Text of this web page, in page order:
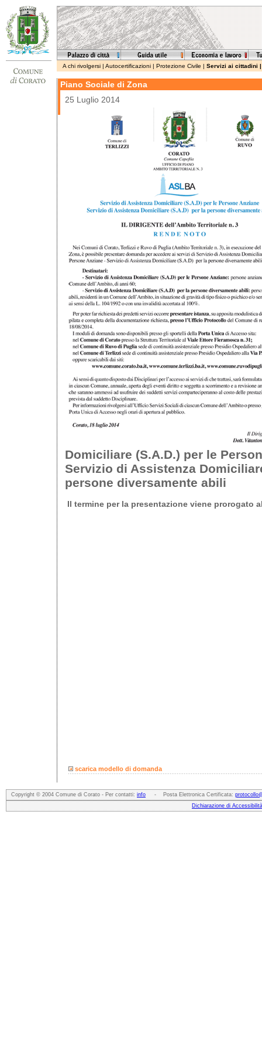
A chi rivolgersi | Autocertificazioni | Protezione Civile | Servizi ai cittadini
Piano Sociale di Zona
25 Luglio 2014
Domiciliare (S.A.D.) per le
Servizio di Assistenza
persone diversamente abili
Il termine per la presentazione viene prorogato
scarica modello di domanda
Copyright © 2004 Comune di Corato - Per contatti:info- Posta Elettronica Certificata:
Dichiarazione di Accessibilità